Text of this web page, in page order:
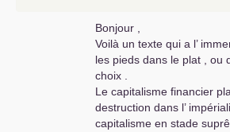
Bonjour ,
Voilà un texte qui a l’
les pieds dans le plat , ou
choix .
Le capitalisme financier
destruction dans l’
capitalisme en stade